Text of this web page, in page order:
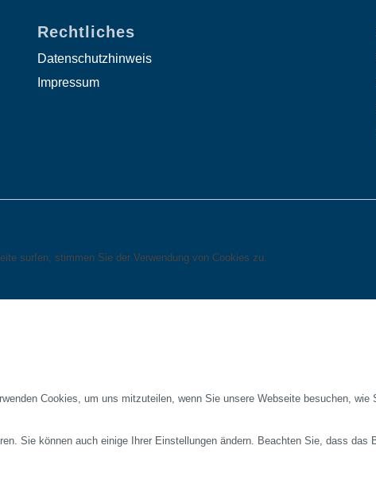
Rechtliches
Datenschutzhinweis
Impressum
surfen, stimmen Sie der Verwendung von Cookies zu.
Cookies, um uns mitzuteilen, wenn Sie unsere Webseite besuchen,
Sie können auch einige Ihrer Einstellungen ändern. Beachten Sie, dass